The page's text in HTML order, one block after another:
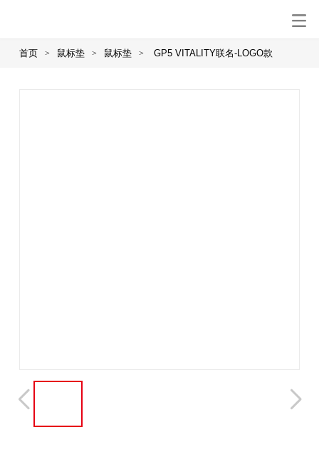
首页 > 鼠标垫 > 鼠标垫 > GP5 VITALITY联名-LOGO款